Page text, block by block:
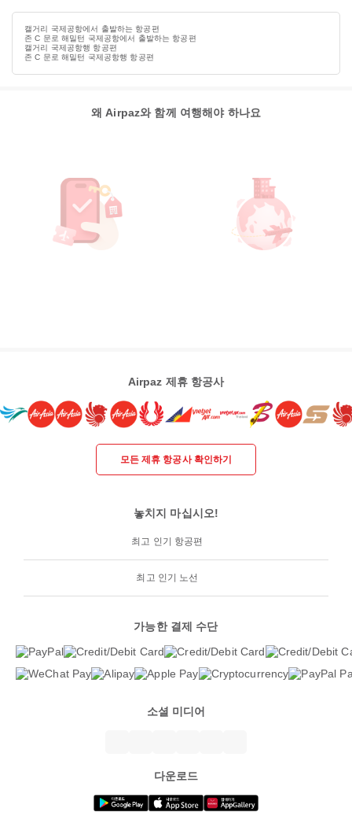
캘거리 국제공항에서 출발하는 항공편
존 C 문로 해밀턴 국제공항에서 출발하는 항공편
캘거리 국제공항행 항공편
존 C 문로 해밀턴 국제공항행 항공편
왜 Airpaz와 함께 여행해야 하나요
Airpaz 제휴 항공사
모든 제휴 항공사 확인하기
놓치지 마십시오!
최고 인기 항공편
최고 인기 노선
가능한 결제 수단
소셜 미디어
다운로드